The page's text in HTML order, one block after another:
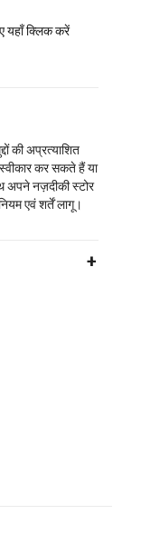
यहाँ क्लिक करें
की अप्रत्याशित
कर सकते हैं या
नज़दीकी स्टोर
एवं शर्तें लागू।